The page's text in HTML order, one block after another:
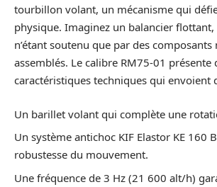
tourbillon volant, un mécanisme qui
physique. Imaginez un balancier
n’étant soutenu que par des
assemblés. Le calibre RM75-01 présente
caractéristiques techniques qui envoient
Un barillet volant qui complète une
Un système antichoc KIF Elastor KE 160
robustesse du mouvement.
Une fréquence de 3 Hz (21 600 alt/h)